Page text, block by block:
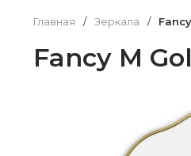
Главная / Зеркала /
Fancy M